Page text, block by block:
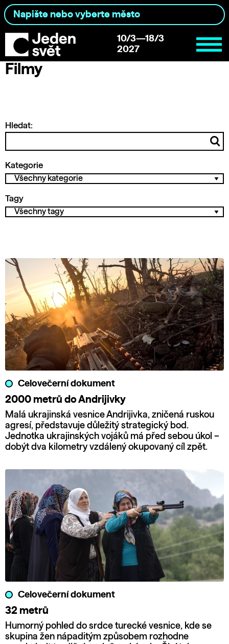
10/3—18/3
2027
Filmy
Hledat:
Kategorie
Tagy
Celovečerní dokument
2000 metrů do Andrijivky
Malá ukrajinská vesnice Andrijivka, zničená ruskou
agresí, představuje důležitý strategický bod.
Jednotka ukrajinských vojáků má před sebou úkol –
dobýt dva kilometry vzdálený okupovaný cíl zpět.
Celovečerní dokument
32 metrů
Humorný pohled do srdce turecké vesnice, kde se
skupina žen nápaditým způsobem rozhodne